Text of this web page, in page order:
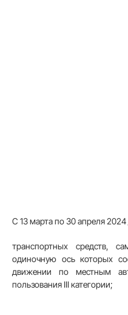
С 13 марта по 30 апреля 2024
транспортных средств,
одиночную ось которых
движении по местным
пользования III категории;